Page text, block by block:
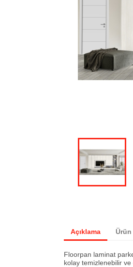
Açıklama Ürün
Floorpan laminat
kolay temizlenebilir